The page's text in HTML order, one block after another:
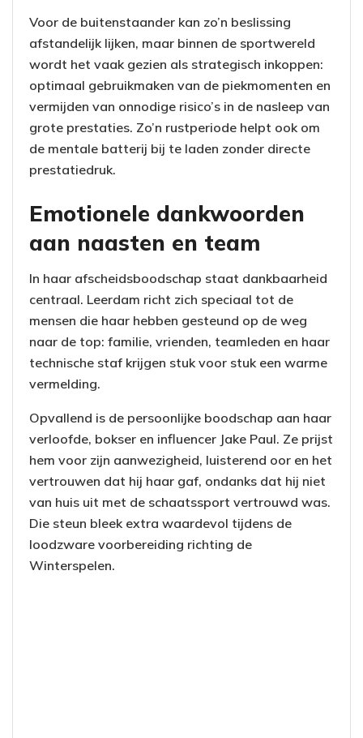
Voor de buitenstaander kan zo’n beslissing
afstandelijk lijken, maar binnen de sportwereld
wordt het vaak gezien als strategisch inkoppen:
optimaal gebruikmaken van de piekmomenten en
vermijden van onnodige risico’s in de nasleep van
grote prestaties. Zo’n rustperiode helpt ook om
de mentale batterij bij te laden zonder directe
prestatiedruk.
Emotionele dankwoorden
aan naasten en team
In haar afscheidsboodschap staat dankbaarheid
centraal. Leerdam richt zich speciaal tot de
mensen die haar hebben gesteund op de weg
naar de top: familie, vrienden, teamleden en haar
technische staf krijgen stuk voor stuk een warme
vermelding.
Opvallend is de persoonlijke boodschap aan haar
verloofde, bokser en influencer Jake Paul. Ze prijst
hem voor zijn aanwezigheid, luisterend oor en het
vertrouwen dat hij haar gaf, ondanks dat hij niet
van huis uit met de schaatssport vertrouwd was.
Die steun bleek extra waardevol tijdens de
loodzware voorbereiding richting de
Winterspelen.